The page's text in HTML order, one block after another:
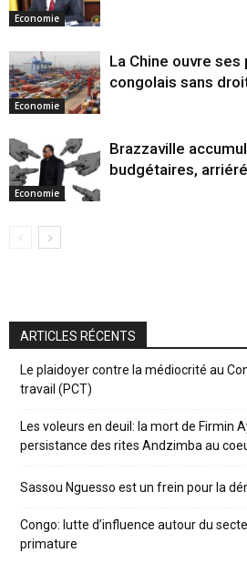
Economie
Economie
La Chine ouvre
congolais sans
Economie
Brazzaville
budgétaires,
ARTICLES RÉCENTS
Le plaidoyer contre la médiocrité au
travail (PCT)
Les voleurs en deuil: la mort de Firmin
persistance des rites Andzimba au
Sassou Nguesso est un frein pour la
Congo: lutte d’influence autour du
primature